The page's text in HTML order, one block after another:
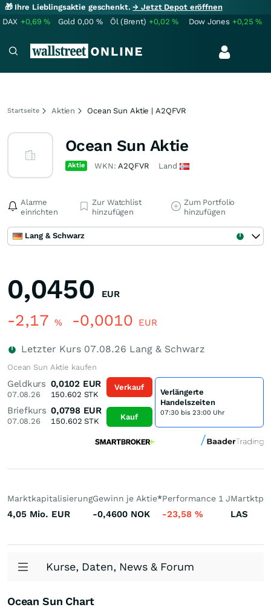
🎁 Ihre Lieblingsaktie geschenkt.→ Jetzt Depot eröffnen
DAX +0,69% Gold 0,00 % Öl (Brent) +0,02% Dow Jones +0,25%
Startseite Aktien Ocean Sun Aktie | A2QFVR
Ocean Sun Aktie
Aktie WKN:A2QFVR Land
Alarme
einrichten
Zur Watchlist
hinzufügen
Zum Portfolio
hinzufügen
Lang & Schwarz
0,0450 EUR
-2,17 % -0,0010 EUR
Letzter Kurs 07.08.26 Lang & Schwarz
Ocean Sun Aktie kaufen
Geldkurs
07.08.26
0,0102 EUR
150.602 STK
Briefkurs
07.08.26
0,0798 EUR
150.602 STK
Verkauf
Kauf
Verlängerte
Handelszeiten
07:30 bis 23:00 Uhr
Marktkapitalisierung
4,05 Mio. EUR
Gewinn je Aktie*
-0,4600 NOK
Performance 1 J
-23,58 % LAS
Kurse, Daten, News & Forum
Ocean Sun Chart